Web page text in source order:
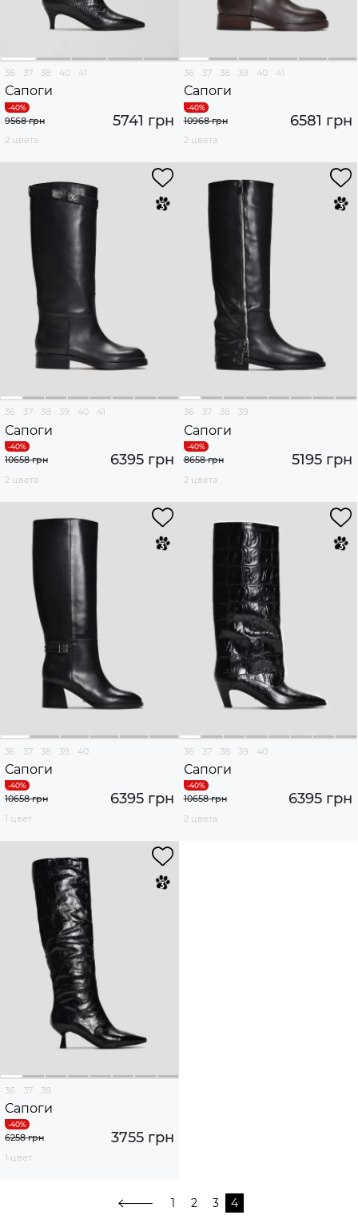
36 37 38 40 41
Сапоги
5741 грн
9568 грн
2 цвета
36 37 38 39 40 41
Сапоги
6581 грн
10968 грн
2 цвета
36 37 38 39 40 41
Сапоги
6395 грн
10658 грн
2 цвета
36 37 38 39
Сапоги
5195 грн
8658 грн
2 цвета
36 37 38 39 40
Сапоги
6395 грн
10658 грн
1 цвет
36 37 38 39 40
Сапоги
6395 грн
10658 грн
2 цвета
36 37 38
Сапоги
3755 грн
6258 грн
1 цвет
1 2 3 4